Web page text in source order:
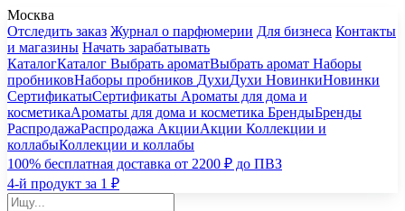
Москва
Отследить заказ Журнал о парфюмерии Для бизнеса Контакты
и магазины Начать зарабатывать
КаталогКаталог Выбрать ароматВыбрать аромат Наборы
пробниковНаборы пробников ДухиДухи НовинкиНовинки
СертификатыСертификаты Ароматы для дома и
косметикаАроматы для дома и косметика БрендыБренды
РаспродажаРаспродажа АкцииАкции Коллекции и
коллабыКоллекции и коллабы
100% бесплатная доставка от 2200 ₽ до ПВЗ
4-й продукт за 1 ₽